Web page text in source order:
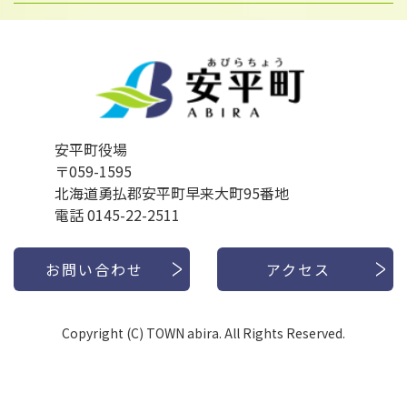
安平町役場
〒059-1595
北海道勇払郡安平町早来大町95番地
電話 0145-22-2511
お問い合わせ アクセス
Copyright (C) TOWN abira. All Rights Reserved.